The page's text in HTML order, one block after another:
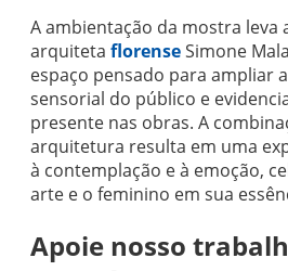
A ambientação da mostra leva
arquiteta florenseSimone
espaço pensado para ampliar
sensorial do público e
presente nas obras. A
arquitetura resulta em uma
à contemplação e à emoção,
arte e o feminino em sua
Apoie nosso